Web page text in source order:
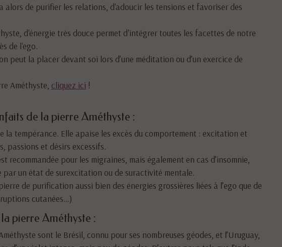
alors de purifier les relations, d'adoucir les tensions et favoriser des
d'énergie très douce permet d'intégrer toutes les facettes de notre
de l'ego.
peut la placer devant soi lors d’une méditation ou d’un exercice de
Améthyste, cliquez ici !
de la pierre Améthyste :
la tempérance. Elle apaise les excès du comportement : excitation et
passions et désirs excessifs.
recommandée pour les migraines, mais également en cas d’insomnie,
par un état de surexcitation ou de suractivité mentale.
de purification aussi bien des énergies grossières liées à l’ego que de
cutanées…)
pierre Améthyste :
sont le Brésil, connu pour ses nombreuses géodes, et l’Uruguay,